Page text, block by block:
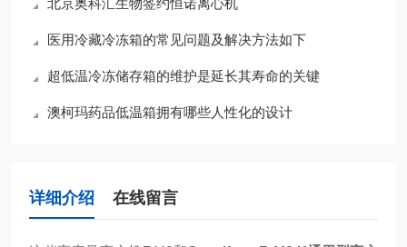
北京奥科汇生物签约恒诺离心机
医用冷藏冷冻箱的常见问题及解决方法如下
超低温冷冻储存箱的维护是延长其寿命的关键
澳柯玛药品低温箱拥有哪些人性化的设计
详细介绍 在线留言